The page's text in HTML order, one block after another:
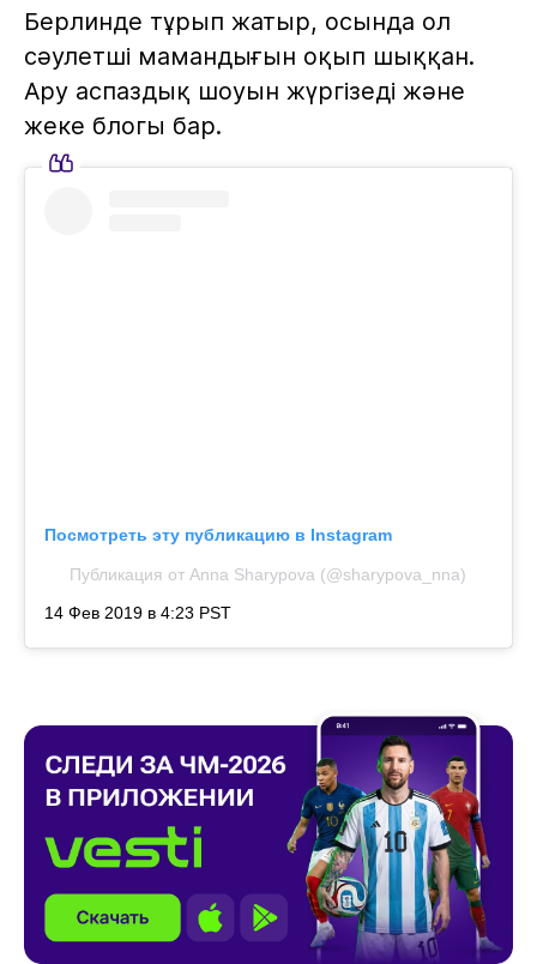
Берлинде тұрып жатыр, осында ол
сәулетші мамандығын оқып шыққан.
Ару аспаздық шоуын жүргізеді және
жеке блогы бар.
Посмотреть эту публикацию в Instagram
Публикация от Anna Sharypova (@sharypova_nna)
14 Фев 2019 в 4:23 PST